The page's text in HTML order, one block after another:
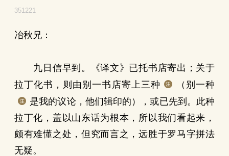
351221
冶秋兄：
九日信早到。《译文》已托书店寄出；关于
拉丁化书，则由别一书店寄上三种
（别一种
是我的议论，他们辑印的），或已先到。此种
拉丁化，盖以山东话为根本，所以我们看起来，
颇有难懂之处，但究而言之，远胜于罗马字拼法
无疑。